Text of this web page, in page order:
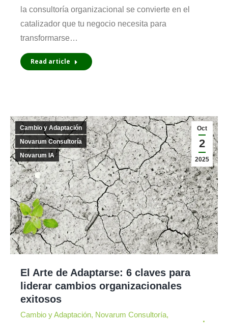
la consultoría organizacional se convierte en el
catalizador que tu negocio necesita para
transformarse…
Read article
Oct
2
2025
Cambio y Adaptación
Novarum Consultoría
Novarum IA
El Arte de Adaptarse: 6 claves para
liderar cambios organizacionales
exitosos
Cambio y Adaptación, Novarum Consultoría,